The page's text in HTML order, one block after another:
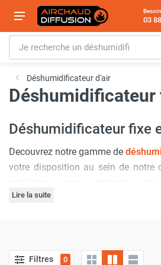
03
Déshumidificateur d'air
Déshumidificateur
Déshumidificateur fixe
Decouvrez notre gamme de
votre disposition au sein de notre
déshumidificateurs d’air muraux
Nos déshumidificateurs fixes
meilleur SAV avec airchaud-diffusion
Lire la suite
Filtres 0